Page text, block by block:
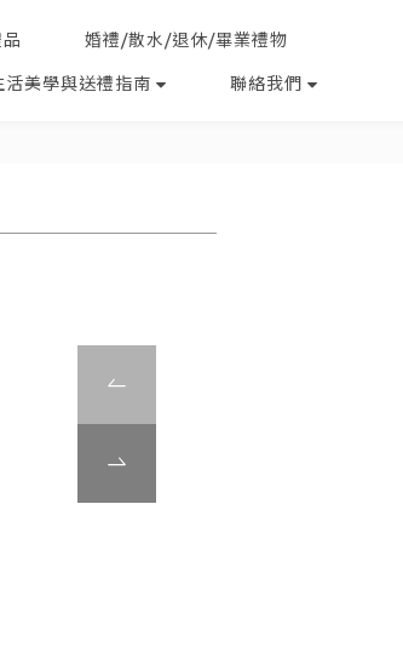
婚禮/散水/退休/畢業禮物
活美學與送禮指南 聯絡我們